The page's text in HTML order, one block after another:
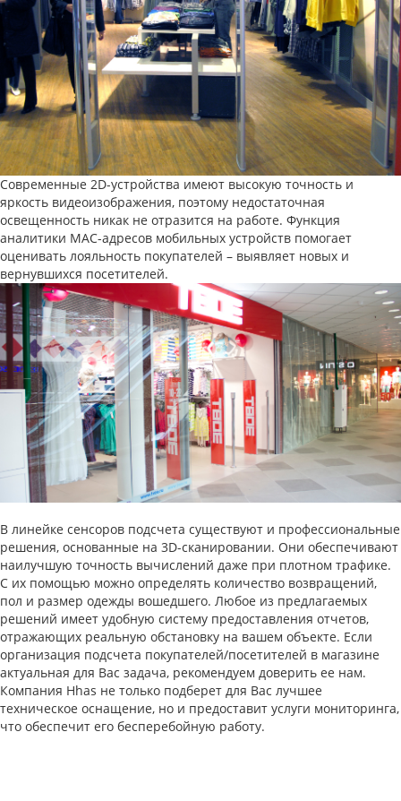
Современные 2D-устройства имеют высокую точность и
яркость видеоизображения, поэтому недостаточная
освещенность никак не отразится на работе. Функция
аналитики MAC-адресов мобильных устройств помогает
оценивать лояльность покупателей – выявляет новых и
вернувшихся посетителей.
В линейке сенсоров подсчета существуют и профессиональные
решения, основанные на 3D-сканировании. Они обеспечивают
наилучшую точность вычислений даже при плотном трафике.
С их помощью можно определять количество возвращений,
пол и размер одежды вошедшего. Любое из предлагаемых
решений имеет удобную систему предоставления отчетов,
отражающих реальную обстановку на вашем объекте. Если
организация подсчета покупателей/посетителей в магазине
актуальная для Вас задача, рекомендуем доверить ее нам.
Компания Hhas не только подберет для Вас лучшее
техническое оснащение, но и предоставит услуги мониторинга,
что обеспечит его бесперебойную работу.